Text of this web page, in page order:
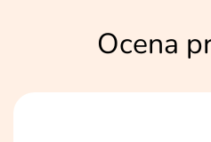
Ocena